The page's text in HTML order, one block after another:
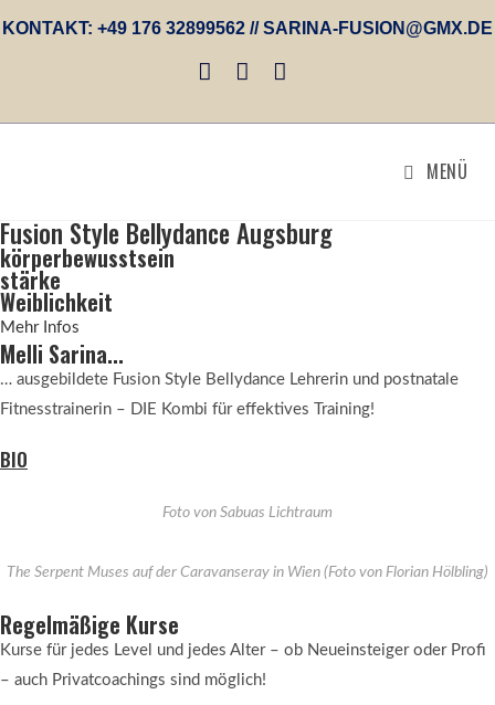
KONTAKT: +49 176 32899562 // SARINA-FUSION@GMX.DE
MENÜ
Fusion Style Bellydance Augsburg
körperbewusstsein
stärke
Weiblichkeit
Mehr Infos
Melli Sarina...
… ausgebildete Fusion Style Bellydance Lehrerin und postnatale
Fitnesstrainerin – DIE Kombi für effektives Training!
BIO
Foto von Sabuas Lichtraum
The Serpent Muses auf der Caravanseray in Wien (Foto von Florian Hölbling)
Regelmäßige Kurse
Kurse für jedes Level und jedes Alter – ob Neueinsteiger oder Profi
– auch Privatcoachings sind möglich!